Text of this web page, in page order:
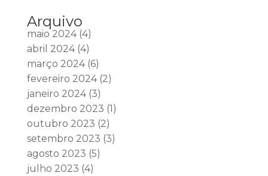
Arquivo
maio 2024(4)
abril 2024(4)
março 2024(6)
fevereiro 2024(2)
janeiro 2024(3)
dezembro 2023 (1)
outubro 2023 (2)
setembro 2023 (3)
agosto 2023 (5)
julho 2023 (4)